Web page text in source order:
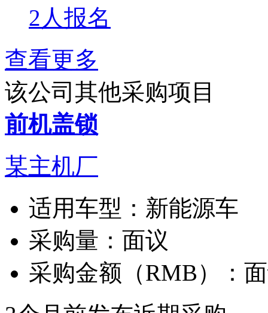
2人报名
查看更多
该公司其他采购项目
前机盖锁
某主机厂
适用车型： 新能源车
采购量： 面议
采购金额（RMB）：